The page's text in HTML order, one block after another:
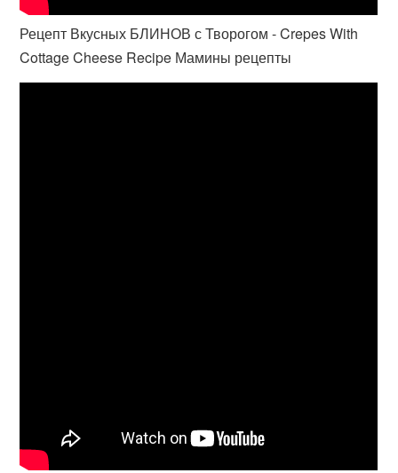
Рецепт Вкусных БЛИНОВ с Творогом - Crepes With
Cottage Cheese Recipe Мамины рецепты